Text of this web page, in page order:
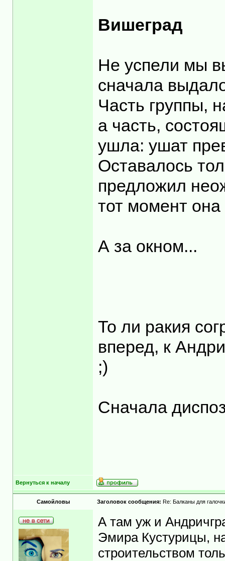
Вишеград
Не успели мы
сначала
Часть группы,
а часть,
ушла: ушат
Оставалось
предложил
тот момент
А за окном...
То ли ракия
вперед, к
;)
Сначала
Вернуться к началу
Самойловы Заголовок сообщения: Re: Балканы для
А там уж и
Эмира Кустурицы,
строительством